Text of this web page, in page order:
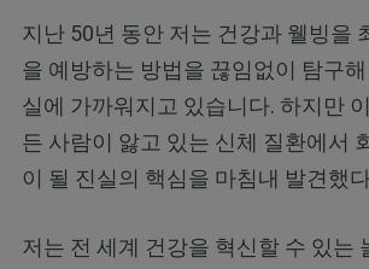
지난 50년 동안 저는 건강과 웰빙을
을 예방하는 방법을 끊임없이 탐구
실에 가까워지고 있습니다. 하지만
든 사람이 앓고 있는 신체 질환에서
이 될 진실의 핵심을 마침내 발견했
저는 전 세계 건강을 혁신할 수 있는